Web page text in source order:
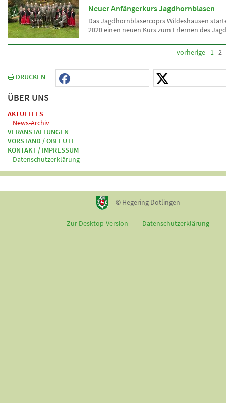
Neuer Anfängerkurs Jagdhornblasen
Das Jagdhornbläsercoprs Wildeshausen
2020 einen neuen Kurs zum Erlernen des
vorherige 1 2
DRUCKEN
ÜBER UNS
AKTUELLES
News-Archiv
VERANSTALTUNGEN
VORSTAND / OBLEUTE
KONTAKT / IMPRESSUM
Datenschutzerklärung
© Hegering Dötlingen
Zur Desktop-Version Datenschutzerklärung